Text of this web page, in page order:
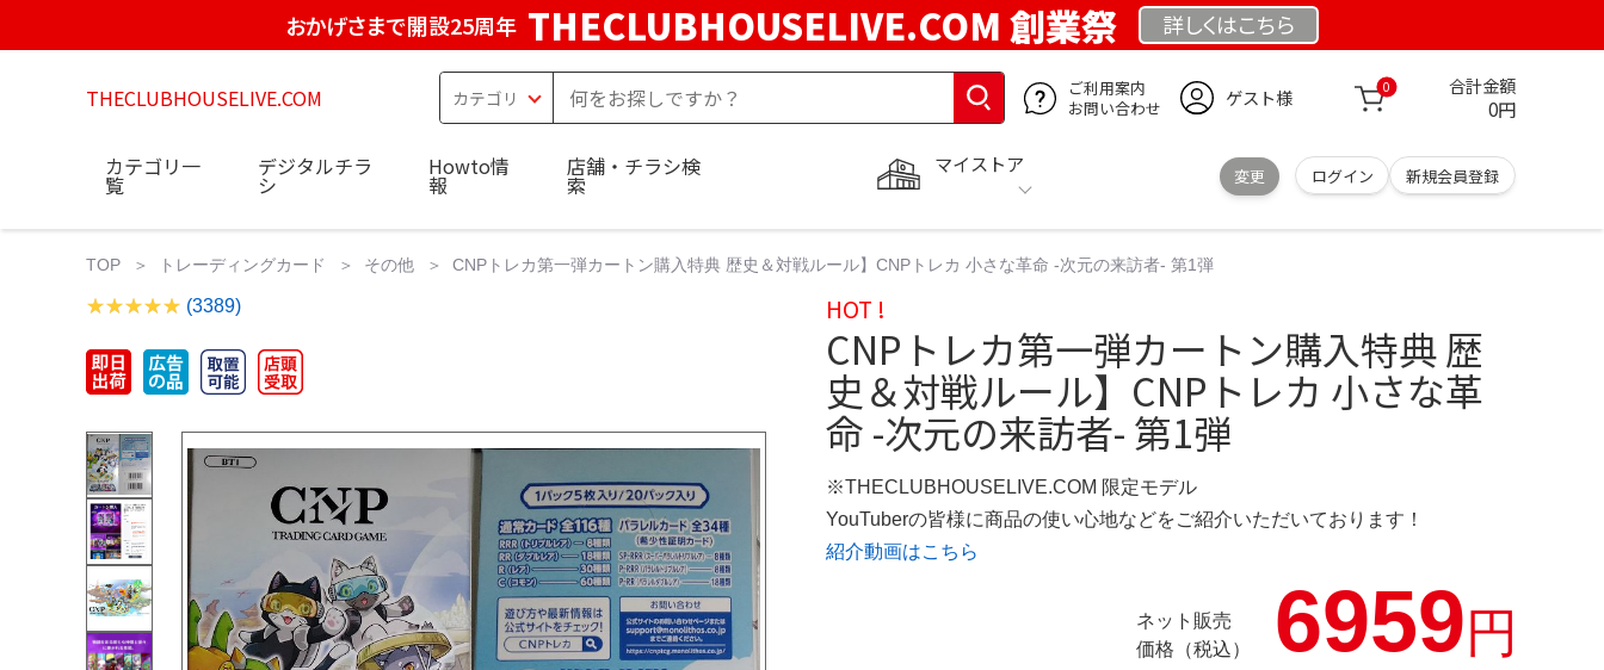
おかげさまで開設25周年 THECLUBHOUSELIVE.COM 創業祭 詳しくはこちら
THECLUBHOUSELIVE.COM
ご利用案内
お問い合わせ
ゲスト様 0 合計金額
0円
マイストア
変更 ログイン 新規会員登録
カテゴリ一
覧
デジタルチラ
シ
Howto情
報
店舗・チラシ検
索
TOP トレーディングカード その他 CNPトレカ第一弾カートン購入特典 歴史＆対戦ルール】CNPトレカ 小さな革命 -次元の来訪者- 第1弾
(3389) HOT !
CNPトレカ第一弾カートン購入特典 歴
史＆対戦ルール】CNPトレカ 小さな革
命 -次元の来訪者- 第1弾
※THECLUBHOUSELIVE.COM 限定モデル
YouTuberの皆様に商品の使い心地などをご紹介いただいております！
紹介動画はこちら
ネット販売
価格（税込）
6959円